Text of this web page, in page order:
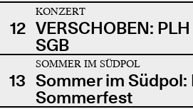
12
KONZERT
VERSCHOBEN:
SGB
13
SOMMER IM SÜDPOL
Sommer im
Sommerfest